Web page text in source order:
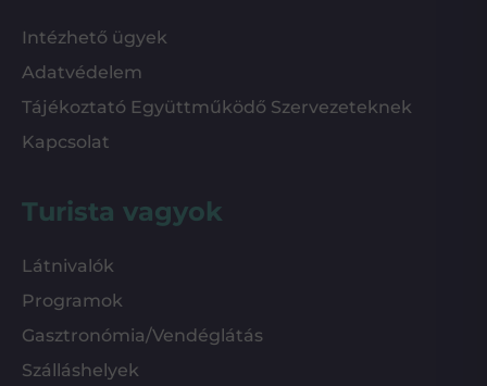
Intézhető ügyek
Adatvédelem
Tájékoztató Együttműködő Szervezeteknek
Kapcsolat
Turista vagyok
Látnivalók
Programok
Gasztronómia/Vendéglátás
Szálláshelyek